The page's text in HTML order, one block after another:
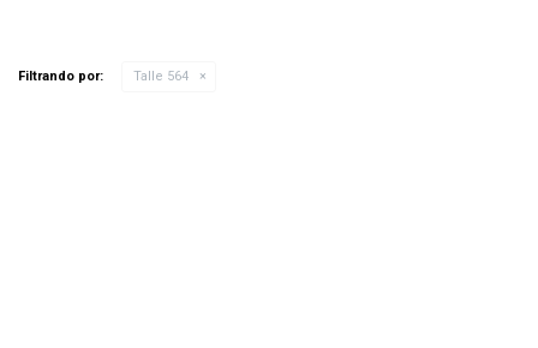
Filtrando por: Talle 564